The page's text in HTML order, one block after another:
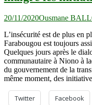
20/11/2020Ousmane
L’insécurité est de plus en
Farabougou est toujours
Quelques jours après le
communautaire à Niono à
du gouvernement de la
même moment, des
Twitter Facebook